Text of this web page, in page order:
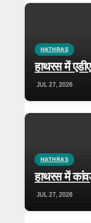
HATHRAS
हाथरस में
JUL 27, 2026
HATHRAS
हाथरस में
JUL 27, 2026